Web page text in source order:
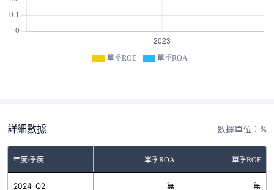
單季ROE 單季ROA
詳細數據 數據單位：%
年度/季度 單季ROA 單季ROE
2024-Q2 無 無